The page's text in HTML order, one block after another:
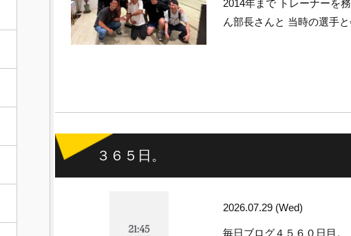
2014年まで トレーナーを
ん部長さんと 当時の選手
３６５日。
2026.07.29 (Wed)
毎日ブログ４５６０日